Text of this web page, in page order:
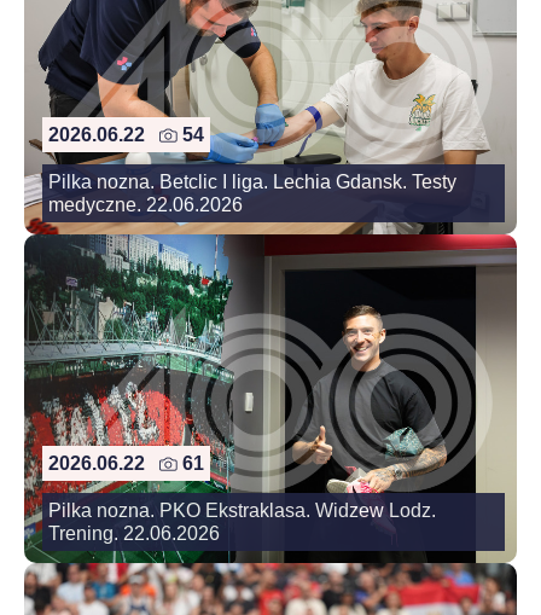
2026.06.22 54
Pilka nozna. Betclic I liga. Lechia Gdansk. Testy
medyczne. 22.06.2026
2026.06.22 61
Pilka nozna. PKO Ekstraklasa. Widzew Lodz.
Trening. 22.06.2026